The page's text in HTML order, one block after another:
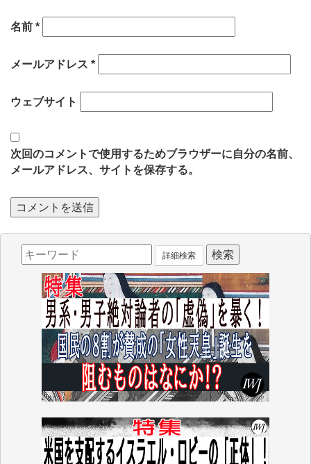
名前 *
メールアドレス *
ウェブサイト
次回のコメントで使用するためブラウザーに自分の名前、
メールアドレス、サイトを保存する。
詳細検索